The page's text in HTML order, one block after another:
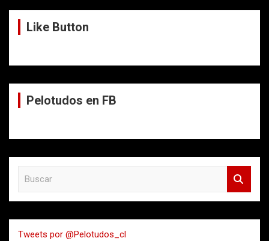
Like Button
Pelotudos en FB
a
r
Tweets por @Pelotudos_cl